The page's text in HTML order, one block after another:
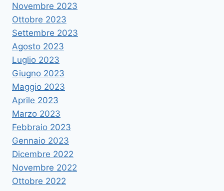
Novembre 2023
Ottobre 2023
Settembre 2023
Agosto 2023
Luglio 2023
Giugno 2023
Maggio 2023
Aprile 2023
Marzo 2023
Febbraio 2023
Gennaio 2023
Dicembre 2022
Novembre 2022
Ottobre 2022